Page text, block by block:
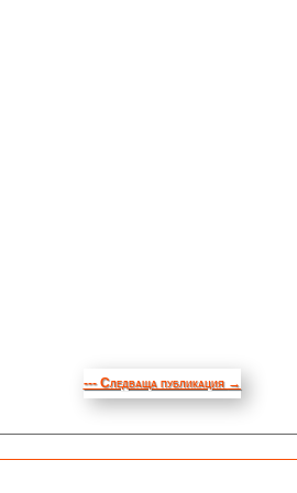
--- Следваща публикация →